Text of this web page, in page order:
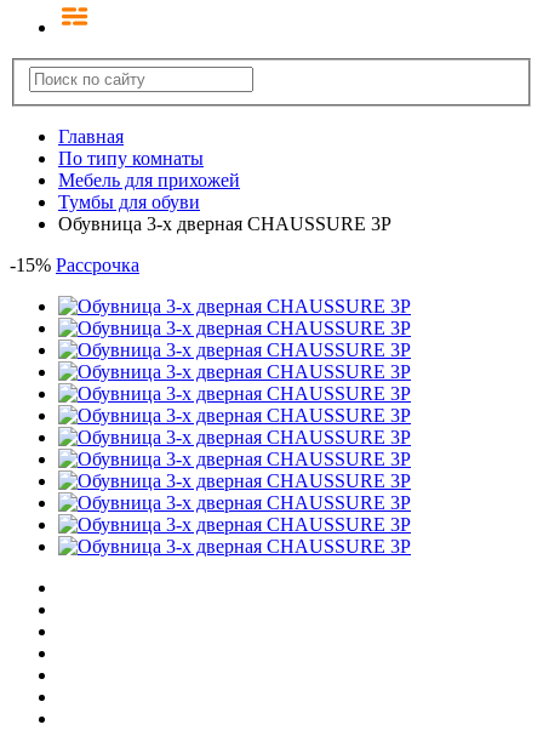
Главная
По типу комнаты
Мебель для прихожей
Тумбы для обуви
Обувница 3-х дверная CHAUSSURE 3P
-15% Рассрочка